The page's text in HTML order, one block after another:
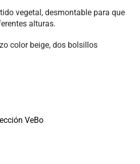
vegetal, desmontable para que
alturas.
color beige, dos bolsillos
VeBo